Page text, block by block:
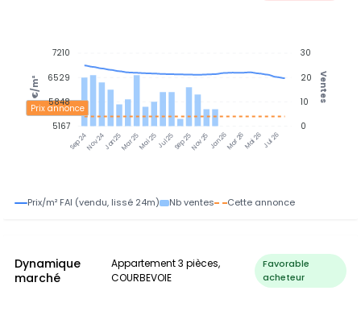
Sep 24Nov 24Jan 25Mar 25Mai 25Jul 25Sep 25Nov 25Jan 26Mar 26Mai 26Jul 26
Prix annonce
30
20
10
0
Ventes
7210
6529
5848
5167
€/m²
Prix/m² FAI (vendu, lissé 24m) Nb ventes Cette annonce
Dynamique
marché
Appartement 3 pièces,
COURBEVOIE
Favorable
acheteur